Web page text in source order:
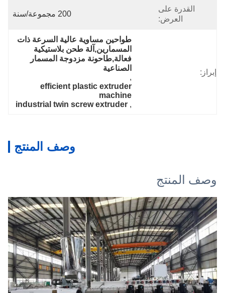
القدرة على
العرض:
200 مجموعة/سنة
إبراز:
طواحين مساوية عالية السرعة ذات
المسمارين,آلة طحن بلاستيكية
فعالة,طاحونة مزدوجة المسمار
الصناعية
efficient plastic extruder
machine
,
industrial twin screw extruder
وصف المنتج
وصف المنتج